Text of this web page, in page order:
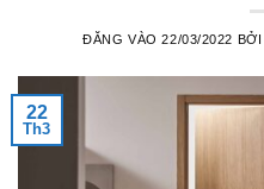
ĐĂNG VÀO22/03/2022 BỞI
22
Th3